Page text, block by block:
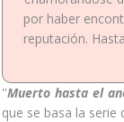
por haber
reputación.
''Muerto hasta el
que se basa la serie